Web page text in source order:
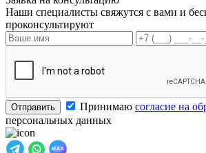
Наши специалисты свяжутся с вами и
проконсультируют
Отправить Принимаю согласие на
персональных данных
MAX